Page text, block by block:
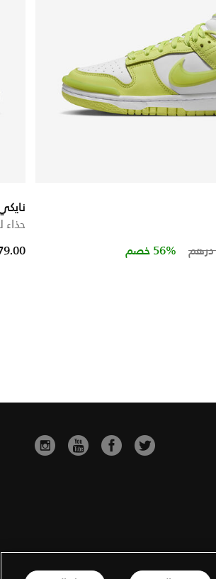
56% خصم
نايكي
حذاء
from
279.00